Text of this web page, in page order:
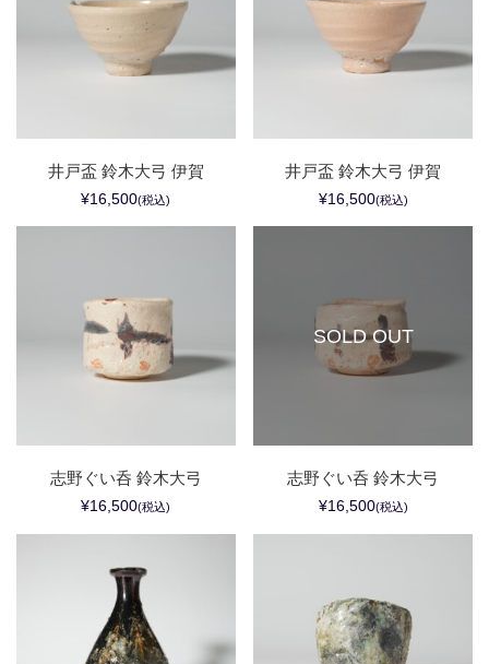
井戸盃 鈴木大弓 伊賀
¥16,500(税込)
井戸盃 鈴木大弓 伊賀
¥16,500(税込)
志野ぐい呑 鈴木大弓
¥16,500(税込)
SOLD OUT
志野ぐい呑 鈴木大弓
¥16,500(税込)